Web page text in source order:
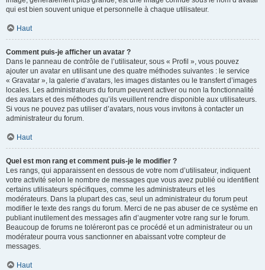
qui est bien souvent unique et personnelle à chaque utilisateur.
Haut
Comment puis-je afficher un avatar ?
Dans le panneau de contrôle de l’utilisateur, sous « Profil », vous pouvez
ajouter un avatar en utilisant une des quatre méthodes suivantes : le service
« Gravatar », la galerie d’avatars, les images distantes ou le transfert d’images
locales. Les administrateurs du forum peuvent activer ou non la fonctionnalité
des avatars et des méthodes qu’ils veuillent rendre disponible aux utilisateurs.
Si vous ne pouvez pas utiliser d’avatars, nous vous invitons à contacter un
administrateur du forum.
Haut
Quel est mon rang et comment puis-je le modifier ?
Les rangs, qui apparaissent en dessous de votre nom d’utilisateur, indiquent
votre activité selon le nombre de messages que vous avez publié ou identifient
certains utilisateurs spécifiques, comme les administrateurs et les
modérateurs. Dans la plupart des cas, seul un administrateur du forum peut
modifier le texte des rangs du forum. Merci de ne pas abuser de ce système en
publiant inutilement des messages afin d’augmenter votre rang sur le forum.
Beaucoup de forums ne toléreront pas ce procédé et un administrateur ou un
modérateur pourra vous sanctionner en abaissant votre compteur de
messages.
Haut